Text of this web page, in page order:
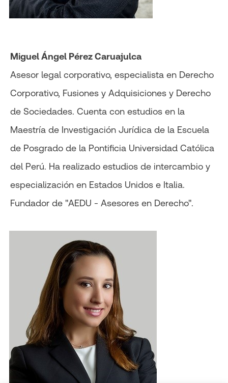
Miguel Ángel Pérez Caruajulca
Asesor legal corporativo, especialista en Derecho
Corporativo, Fusiones y Adquisiciones y Derecho
de Sociedades. Cuenta con estudios en la
Maestría de Investigación Jurídica de la Escuela
de Posgrado de la Pontificia Universidad Católica
del Perú. Ha realizado estudios de intercambio y
especialización en Estados Unidos e Italia.
Fundador de "AEDU - Asesores en Derecho".